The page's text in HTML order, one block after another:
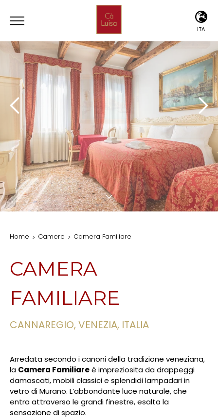
ITA
ENG
DEU
Home Camere Camera Familiare
CAMERA
FAMILIARE
CANNAREGIO, VENEZIA, ITALIA
Arredata secondo i canoni della tradizione veneziana,
la Camera Familiareè impreziosita da drappeggi
damascati, mobili classici e splendidi lampadari in
vetro di Murano. L’abbondante luce naturale, che
entra attraverso le grandi finestre, esalta la
sensazione di spazio.